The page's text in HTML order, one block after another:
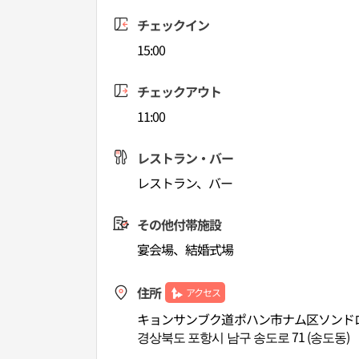
チェックイン
15:00
チェックアウト
11:00
レストラン・バー
レストラン、バー
その他付帯施設
宴会場、結婚式場
住所 アクセス
キョンサンブク道ポハン市ナム区ソンド
경상북도 포항시 남구 송도로 71 (송도동)